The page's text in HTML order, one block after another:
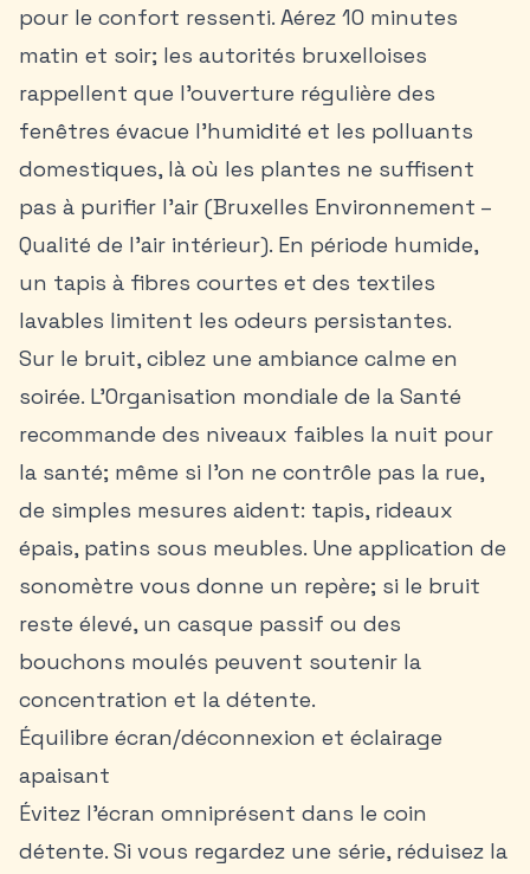
pour le confort ressenti. Aérez 10 minutes
matin et soir; les autorités bruxelloises
rappellent que l’ouverture régulière des
fenêtres évacue l’humidité et les polluants
domestiques, là où les plantes ne suffisent
pas à purifier l’air (Bruxelles Environnement –
Qualité de l’air intérieur). En période humide,
un tapis à fibres courtes et des textiles
lavables limitent les odeurs persistantes.
Sur le bruit, ciblez une ambiance calme en
soirée. L’Organisation mondiale de la Santé
recommande des niveaux faibles la nuit pour
la santé; même si l’on ne contrôle pas la rue,
de simples mesures aident: tapis, rideaux
épais, patins sous meubles. Une application de
sonomètre vous donne un repère; si le bruit
reste élevé, un casque passif ou des
bouchons moulés peuvent soutenir la
concentration et la détente.
Équilibre écran/déconnexion et éclairage
apaisant
Évitez l’écran omniprésent dans le coin
détente. Si vous regardez une série, réduisez la